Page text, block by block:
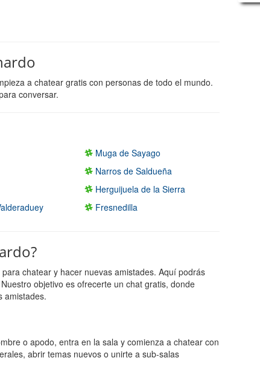
a chatear gratis con personas de todo el mundo.
conversar.
Muga de Sayago
Narros de Saldueña
Herguijuela de la Sierra
Fresnedilla
chatear y hacer nuevas amistades. Aquí podrás
objetivo es ofrecerte un chat gratis, donde
amistades.
o apodo, entra en la sala y comienza a chatear con
abrir temas nuevos o unirte a sub-salas